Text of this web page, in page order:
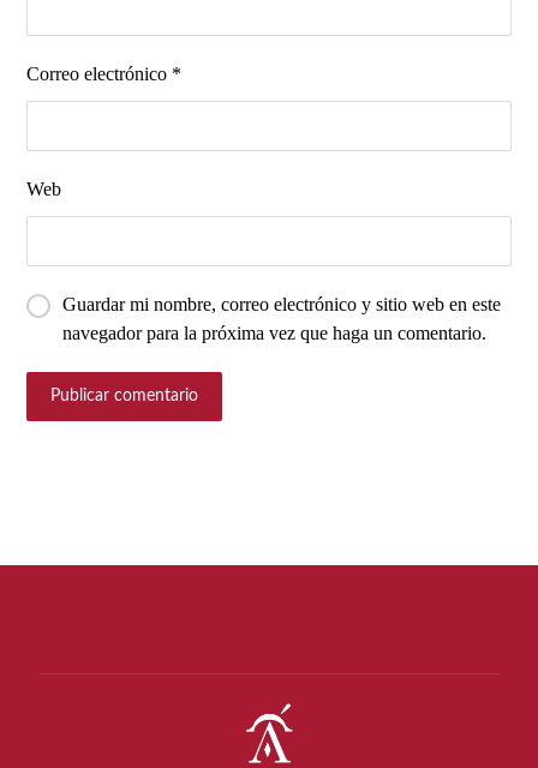
Correo electrónico *
Web
Guardar mi nombre, correo electrónico y sitio web en este
navegador para la próxima vez que haga un comentario.